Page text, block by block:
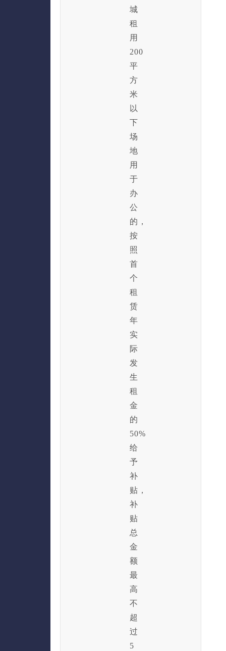
城
租
用
200
平
方
米
以
下
场
地
用
于
办
公
的，
按
照
首
个
租
赁
年
实
际
发
生
租
金
的
50%
给
予
补
贴，
补
贴
总
金
额
最
高
不
超
过
5